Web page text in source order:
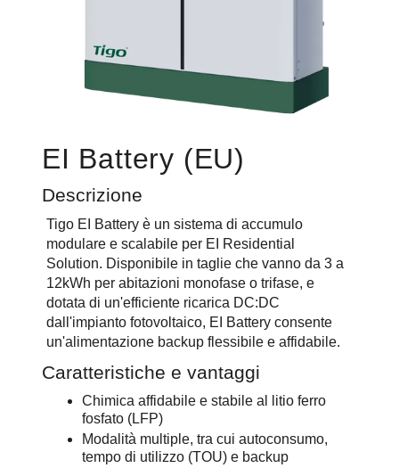
EI Battery (EU)
Descrizione
Tigo EI Battery è un sistema di accumulo
modulare e scalabile per EI Residential
Solution. Disponibile in taglie che vanno da 3 a
12kWh per abitazioni monofase o trifase, e
dotata di un'efficiente ricarica DC:DC
dall'impianto fotovoltaico, EI Battery consente
un'alimentazione backup flessibile e affidabile.
Caratteristiche e vantaggi
Chimica affidabile e stabile al litio ferro
fosfato (LFP)
Modalità multiple, tra cui autoconsumo,
tempo di utilizzo (TOU) e backup